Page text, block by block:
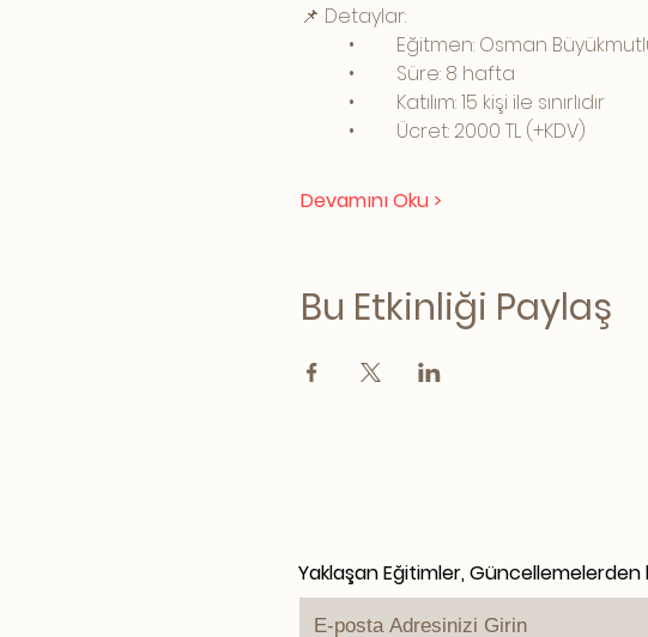
📌 Detaylar:
•	Eğitmen: Osman
	•	Süre: 8 hafta
	•	Katılım: 15 kişi ile sınırlıdır
	•	Ücret: 2000 TL (+KDV)
Devamını Oku >
Bu Etkinliği Paylaş
Yaklaşan Eğitimler,